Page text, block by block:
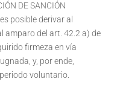
DE SANCIÓN
posible derivar al
amparo del art. 42.2 a) de
firmeza en vía
y, por ende,
voluntario.